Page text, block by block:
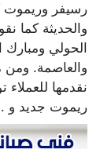
رسيفر وريموت
والحديثة كما
الحولي ومبارك
والعاصمة. ومن
نقدمها
ريموت جديد و